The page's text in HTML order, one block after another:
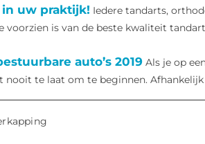
in uw praktijk! Iedere tandarts,
voorzien is van de beste kwaliteit
auto’s 2019 Als je op
nooit te laat om te beginnen. Afhankelijk